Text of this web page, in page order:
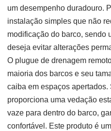
um desempenho duradouro.
instalação simples que não
modificação do barco, sendo
deseja evitar alterações
O plugue de drenagem
maioria dos barcos e seu
caiba em espaços
proporciona uma vedação
vaze para dentro do barco,
confortável. Este produto é